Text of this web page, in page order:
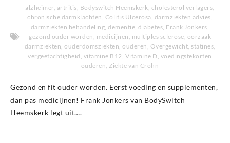
alzheimer, artritis, Bodyswitch Heemskerk, cholesterol verlagers,
chronische darmklachten , Colitis Ulcerosa , darmziekten advies,
darmziekten behandeling,dementie,diabetes, Frank Jonkers,
gezond ouder worden , medicijnen , multiples sclerose, oorzaak
darmziekten, ouderdomsziekten, ouderen , Overgewicht, statines,
vergeetachtigheid , vitamine B12 , Vitamine D, voedingstekorten
ouderen,Ziekte van Crohn
Gezond en fit ouder worden. Eerst voeding en supplementen,
dan pas medicijnen! Frank Jonkers van BodySwitch
Heemskerk legt uit….